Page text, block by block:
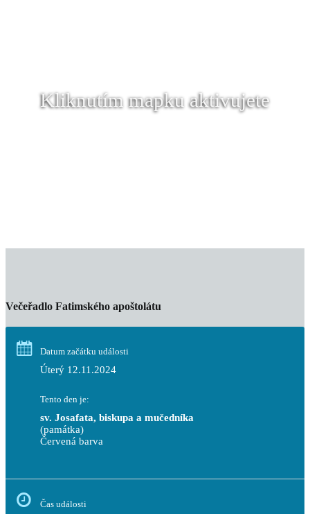
Kliknutím mapku aktivujete
Večeřadlo Fatimského apoštolátu
Datum začátku události
Úterý 12.11.2024
Tento den je:
sv. Josafata, biskupa a mučedníka
(památka)
Červená barva
Čas události